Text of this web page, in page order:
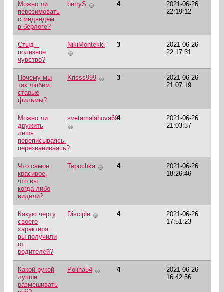
Можно ли
перезимовать
с медведем
в берлоге?
berryS 4
2021-06-26
22:19:12
Стыд –
полезное
чувство?
NikiMontekki 3
2021-06-26
22:17:31
Почему мы
так любим
старые
фильмы?
Krisss999 3
2021-06-26
21:07:19
Можно ли
дружить
лишь
переписываясь-
перезваниваясь?
svetamalahova694
2021-06-26
21:03:37
Что самое
красивое,
что вы
когда-либо
видели?
Tepochka 4
2021-06-26
18:26:46
Какую черту
своего
характера
вы получили
от
родителей?
Disciple 4
2021-06-26
17:51:23
Какой рукой
лучше
размешивать
Polina54 4
2021-06-26
16:42:56